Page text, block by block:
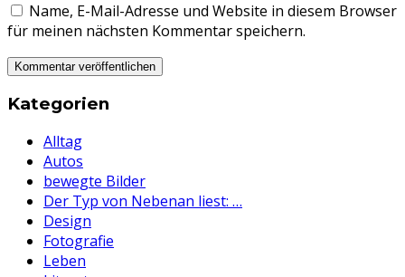
Name, E-Mail-Adresse und Website in diesem Browser
für meinen nächsten Kommentar speichern.
Kategorien
Alltag
Autos
bewegte Bilder
Der Typ von Nebenan liest: …
Design
Fotografie
Leben